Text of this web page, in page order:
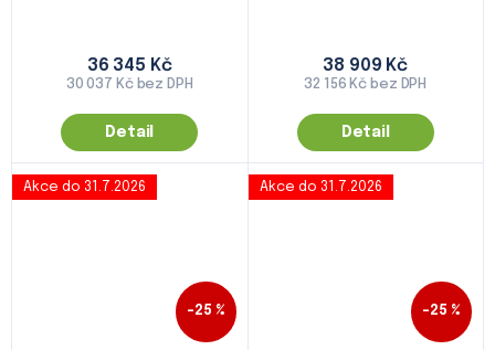
30 037 Kč bez DPH
36 345 Kč
Detail
32 156 Kč bez DPH
38 909 Kč
Detail
Akce do 31.7.2026
–25 %
Akce do 31.7.2026
–25 %